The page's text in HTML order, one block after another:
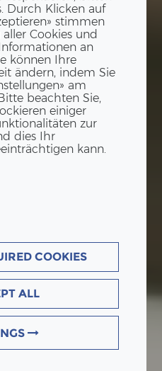
Durch Klicken auf
stimmen
Cookies und
an
können Ihre
ändern, indem Sie
am
beachten Sie,
einiger
zur
dies Ihr
kann.
COOKIES
ALL